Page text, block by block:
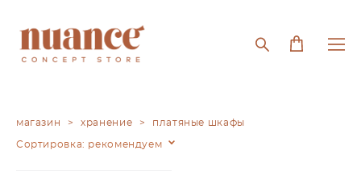
магазин > хранение > платяные шкафы
Сортировка: рекомендуем